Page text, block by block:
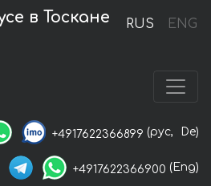
RUS ENG
в Тоскане
+4917622366899 (рус, De)
+4917622366900 (Eng)